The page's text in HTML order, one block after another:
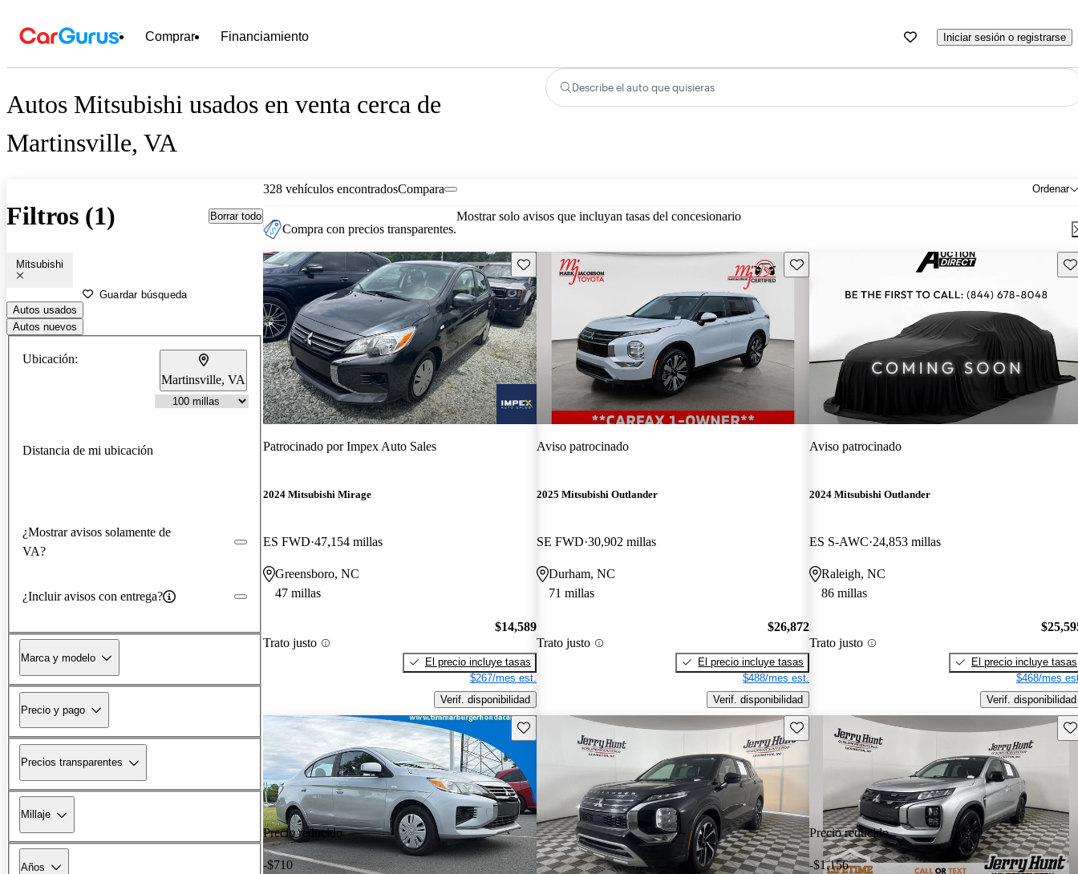
Comprar Financiamiento Iniciar sesión o registrarse
Autos Mitsubishi usados en venta cerca de
Martinsville, VA
Describe el auto que quisieras
Filtros (1) Borrar todo
Mitsubishi
Guardar búsqueda
Autos usados
Autos nuevos
Ubicación:
Martinsville, VA
Distancia de mi ubicación
¿Mostrar avisos solamente de
VA?
¿Incluir avisos con entrega?
Marca y modelo
Precio y pago
Precios transparentes
Millaje
Años
328 vehículos encontrados Ordenar
Compara
Compra con precios transparentes.
Mostrar solo avisos que incluyan tasas del concesionario
Guarda este Aviso
Patrocinado porImpex Auto Sales
2024 Mitsubishi Mirage
ES FWD 47,154 millas
Greensboro, NC
47 millas
Trato justo
$14,589
El precio incluye tasas
$267/mes est.
Verif. disponibilidad
Guarda este Aviso
Aviso patrocinado
2025 Mitsubishi Outlander
SE FWD 30,902 millas
Durham, NC
71 millas
Trato justo
$26,872
El precio incluye tasas
$488/mes est.
Verif. disponibilidad
Aviso patrocinado
2024 Mitsubishi Outlander
ES S-AWC 24,853 millas
Raleigh, NC
86 millas
Trato justo
El precio incluye tasas
$468/mes
Verif. disponibilidad
Precio reducido
-$710
Guarda este Aviso Guarda este Aviso
Precio reducido
-$1,156